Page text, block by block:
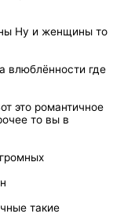
Ну и женщины то
влюблённости где
это романтичное
то вы в
такие